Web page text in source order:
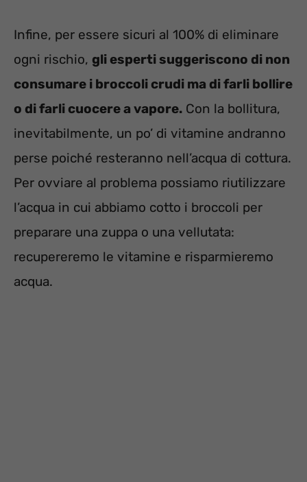
Infine, per essere sicuri al 100% di eliminare
ogni rischio, gli esperti suggeriscono di non
consumare i broccoli crudi ma di farli bollire
o di farli cuocere a vapore. Con la bollitura,
inevitabilmente, un po’ di vitamine andranno
perse poiché resteranno nell’acqua di cottura.
Per ovviare al problema possiamo riutilizzare
l’acqua in cui abbiamo cotto i broccoli per
preparare una zuppa o una vellutata:
recupereremo le vitamine e risparmieremo
acqua.